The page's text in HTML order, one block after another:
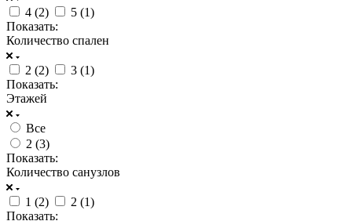
4 (2) 5 (1)
Показать:
Количество спален
2 (2) 3 (1)
Показать:
Этажей
Все
2 (3)
Показать:
Количество санузлов
1 (2) 2 (1)
Показать: